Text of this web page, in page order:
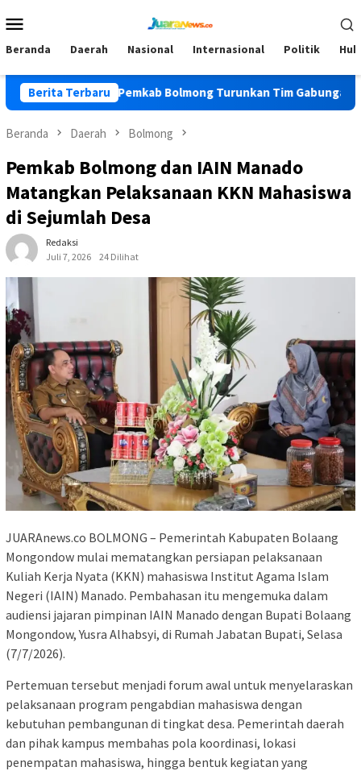
ke
Mobile
Beranda Daerah Nasional Internasional Politik
Berita Terbaru
Pemkab Bolmong Turunkan Tim Gabungan Cegah
Beranda Daerah Bolmong
Pemkab Bolmong dan IAIN Manado
Matangkan Pelaksanaan KKN Mahasiswa
di Sejumlah Desa
Redaksi
Juli 7, 2026
24 Dilihat
JUARAnews.co BOLMONG – Pemerintah Kabupaten Bolaang
Mongondow mulai mematangkan persiapan pelaksanaan
Kuliah Kerja Nyata (KKN) mahasiswa Institut Agama Islam
Negeri (IAIN) Manado. Pembahasan itu mengemuka dalam
audiensi jajaran pimpinan IAIN Manado dengan Bupati Bolaang
Mongondow, Yusra Alhabsyi, di Rumah Jabatan Bupati, Selasa
(7/7/2026).
Pertemuan tersebut menjadi forum awal untuk menyelaraskan
pelaksanaan program pengabdian mahasiswa dengan
kebutuhan pembangunan di tingkat desa. Pemerintah daerah
dan pihak kampus membahas pola koordinasi, lokasi
penempatan mahasiswa, hingga bentuk kegiatan yang